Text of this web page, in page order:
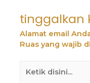
tinggalkan
Alamat email
Ruas yang wajib